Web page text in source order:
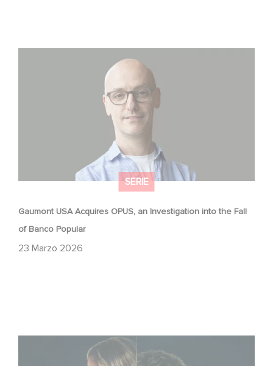
SERIE
Gaumont USA Acquires OPUS, an Investigation into the Fall
of Banco Popular
23 Marzo 2026
Unfamiliar è al n. 1 nella Top 10 di Netflix delle serie non in